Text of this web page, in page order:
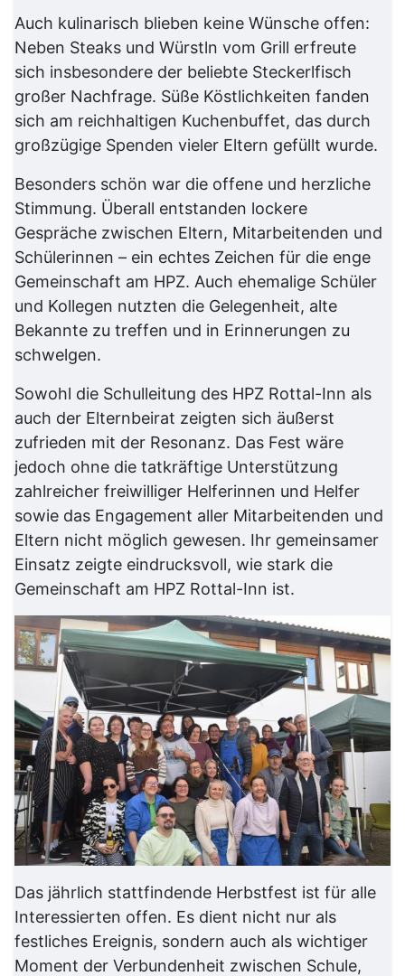
Auch kulinarisch blieben keine Wünsche offen:
Neben Steaks und Würstln vom Grill erfreute
sich insbesondere der beliebte Steckerlfisch
großer Nachfrage. Süße Köstlichkeiten fanden
sich am reichhaltigen Kuchenbuffet, das durch
großzügige Spenden vieler Eltern gefüllt wurde.
Besonders schön war die offene und herzliche
Stimmung. Überall entstanden lockere
Gespräche zwischen Eltern, Mitarbeitenden und
Schülerinnen – ein echtes Zeichen für die enge
Gemeinschaft am HPZ. Auch ehemalige Schüler
und Kollegen nutzten die Gelegenheit, alte
Bekannte zu treffen und in Erinnerungen zu
schwelgen.
Sowohl die Schulleitung des HPZ Rottal-Inn als
auch der Elternbeirat zeigten sich äußerst
zufrieden mit der Resonanz. Das Fest wäre
jedoch ohne die tatkräftige Unterstützung
zahlreicher freiwilliger Helferinnen und Helfer
sowie das Engagement aller Mitarbeitenden und
Eltern nicht möglich gewesen. Ihr gemeinsamer
Einsatz zeigte eindrucksvoll, wie stark die
Gemeinschaft am HPZ Rottal-Inn ist.
Das jährlich stattfindende Herbstfest ist für alle
Interessierten offen. Es dient nicht nur als
festliches Ereignis, sondern auch als wichtiger
Moment der Verbundenheit zwischen Schule,